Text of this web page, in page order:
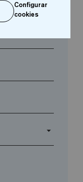
arrow_drop_down
Configurar
cookies